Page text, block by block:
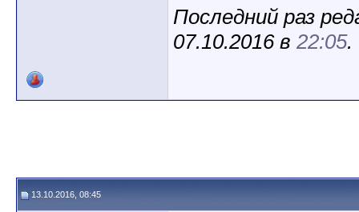
Последний раз
07.10.2016 в 22:05.
13.10.2016, 08:45